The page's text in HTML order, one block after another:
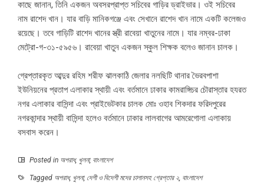
কাছে জানান, তিনি একজন অবসরপ্রাপ্ত সচিবের গাড়ির ড্রাইভার। ওই সচিবের
নাম রাশেদ খান। যার বাড়ি মানিকগঞ্জে এবং সেখানে রাশেদ খান নামে একটি কলেজও
রয়েছে। তবে গাড়িটি রাশেদ খানের স্ত্রী রাবেয়া খাতুনের নামে। যার নম্বর-ঢাকা
মেট্রো-গ-৩১-৫৯৫৬। রাবেয়া খাতুন একজন স্কুল শিক্ষক বলেও জানান চালক।
গ্রেপ্তারকৃত আব্দুর রহিম শরীফ ঝালকাঠি জেলার নলছিটি থানার ভৈরবপাশা
ইউনিয়নের প্রতাপ এলাকার স্থায়ী এবং বর্তমানে ঢাকার কামরাঙ্গিচর চৌরাস্তার হযরত
নগর এলাকার বাসিন্দা এবং প্রাইভেটকার চালক মোঃ ওহাব শিকদার ফরিদপুরের
নগরকান্দার স্থায়ী বাসিন্দা হলেও বর্তমানে ঢাকার লালবাগের আমরেগোলা এলাকায়
বসবাস করেন।
Posted in অপরাধ, খুলনা, বাংলাদেশ
Tagged অপরাধ, খুলনা, দেশী ও বিদেশী মদের চালানসহ গ্রেপ্তার ২, বাংলাদেশ